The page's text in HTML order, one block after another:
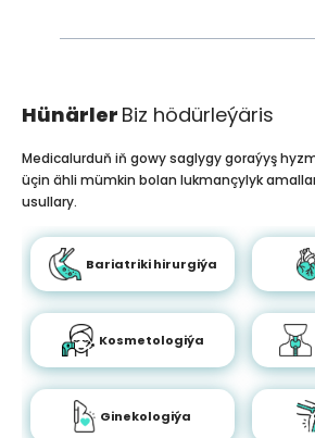
Hünärler Biz hödürleýäris
Medicalurduň iň gowy saglygy goraýyş
üçin ähli mümkin bolan lukmançylyk
usullary.
Bariatriki hirurgiýa
Kosmetologiýa
Ginekologiýa